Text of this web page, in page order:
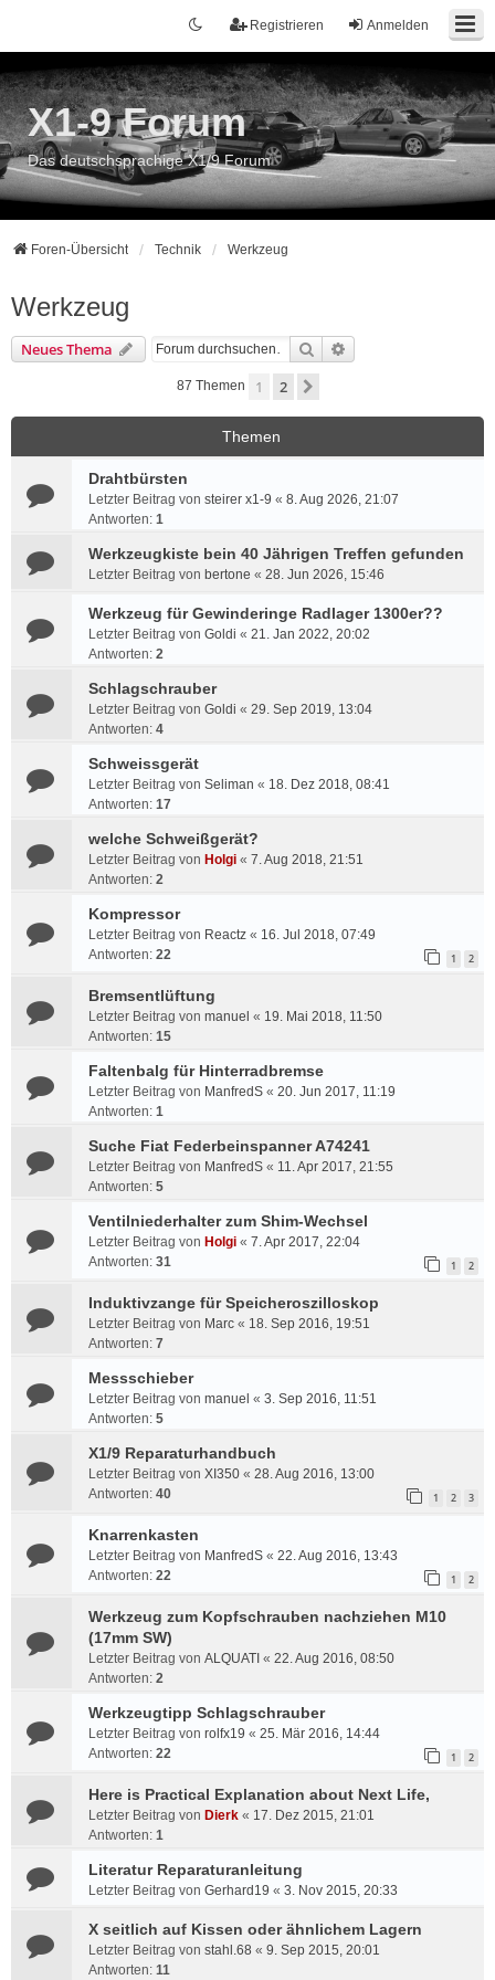
Anmelden
Registrieren
X1-9 Forum
Das deutschsprachige X1/9 Forum
Foren-Übersicht Technik Werkzeug
Werkzeug
Neues Thema Suche
87 Themen 1 2
Themen
Drahtbürsten
Letzter Beitrag von steirer x1-9 « 8. Aug 2026, 21:07
Antworten: 1
Werkzeugkiste bein 40 Jährigen Treffen gefunden
Letzter Beitrag von bertone « 28. Jun 2026, 15:46
Werkzeug für Gewinderinge Radlager 1300er??
Letzter Beitrag von Goldi « 21. Jan 2022, 20:02
Antworten: 2
Schlagschrauber
Letzter Beitrag von Goldi « 29. Sep 2019, 13:04
Antworten: 4
Schweissgerät
Letzter Beitrag von Seliman « 18. Dez 2018, 08:41
Antworten: 17
welche Schweißgerät?
Letzter Beitrag von Holgi « 7. Aug 2018, 21:51
Antworten: 2
Kompressor
Letzter Beitrag von Reactz « 16. Jul 2018, 07:49
Antworten: 22 1 2
Bremsentlüftung
Letzter Beitrag von manuel « 19. Mai 2018, 11:50
Antworten: 15
Faltenbalg für Hinterradbremse
Letzter Beitrag von ManfredS « 20. Jun 2017, 11:19
Antworten: 1
Suche Fiat Federbeinspanner A74241
Letzter Beitrag von ManfredS « 11. Apr 2017, 21:55
Antworten: 5
Ventilniederhalter zum Shim-Wechsel
Letzter Beitrag von Holgi « 7. Apr 2017, 22:04
Antworten: 31 1 2
Induktivzange für Speicheroszilloskop
Letzter Beitrag von Marc « 18. Sep 2016, 19:51
Antworten: 7
Messschieber
Letzter Beitrag von manuel « 3. Sep 2016, 11:51
Antworten: 5
X1/9 Reparaturhandbuch
Letzter Beitrag von XI350 « 28. Aug 2016, 13:00
Antworten: 40 1 2 3
Knarrenkasten
Letzter Beitrag von ManfredS « 22. Aug 2016, 13:43
Antworten: 22 1 2
Werkzeug zum Kopfschrauben nachziehen M10
(17mm SW)
Letzter Beitrag von ALQUATI « 22. Aug 2016, 08:50
Antworten: 2
Werkzeugtipp Schlagschrauber
Letzter Beitrag von rolfx19 « 25. Mär 2016, 14:44
Antworten: 22 1 2
Here is Practical Explanation about Next Life,
Letzter Beitrag von Dierk « 17. Dez 2015, 21:01
Antworten: 1
Literatur Reparaturanleitung
Letzter Beitrag von Gerhard19 « 3. Nov 2015, 20:33
X seitlich auf Kissen oder ähnlichem Lagern
Letzter Beitrag von stahl.68 « 9. Sep 2015, 20:01
Antworten: 11